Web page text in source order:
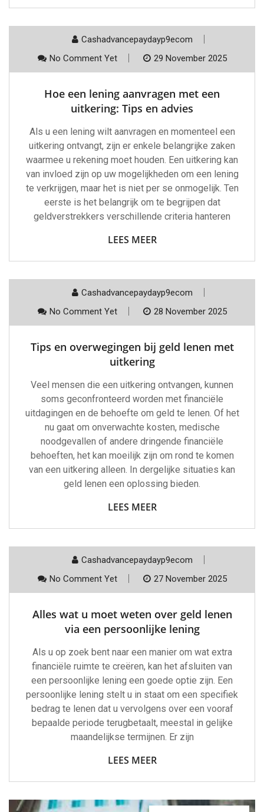
Cashadvancepaydayp9ecom
No Comment Yet
29 November 2025
Hoe een lening aanvragen met een
uitkering: Tips en advies
Als u een lening wilt aanvragen en momenteel een
uitkering ontvangt, zijn er enkele belangrijke zaken
waarmee u rekening moet houden. Een uitkering kan
van invloed zijn op uw mogelijkheden om een lening
te verkrijgen, maar het is niet per se onmogelijk. Ten
eerste is het belangrijk om te begrijpen dat
geldverstrekkers verschillende criteria hanteren
LEES MEER
Cashadvancepaydayp9ecom
No Comment Yet
28 November 2025
Tips en overwegingen bij geld lenen met
uitkering
Veel mensen die een uitkering ontvangen, kunnen
soms geconfronteerd worden met financiële
uitdagingen en de behoefte om geld te lenen. Of het
nu gaat om onverwachte kosten, medische
noodgevallen of andere dringende financiële
behoeften, het kan moeilijk zijn om rond te komen
van een uitkering alleen. In dergelijke situaties kan
geld lenen een oplossing bieden.
LEES MEER
Cashadvancepaydayp9ecom
No Comment Yet
27 November 2025
Alles wat u moet weten over geld lenen
via een persoonlijke lening
Als u op zoek bent naar een manier om wat extra
financiële ruimte te creëren, kan het afsluiten van
een persoonlijke lening een goede optie zijn. Een
persoonlijke lening stelt u in staat om een specifiek
bedrag te lenen dat u vervolgens over een vooraf
bepaalde periode terugbetaalt, meestal in gelijke
maandelijkse termijnen. Er zijn
LEES MEER